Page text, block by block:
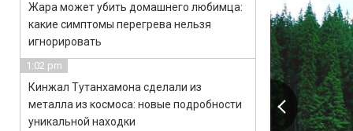
Жара может убить домашнего любимца:
какие симптомы перегрева нельзя
игнорировать
1:02 pm
Кинжал Тутанхамона сделали из
металла из космоса: новые подробности
уникальной находки